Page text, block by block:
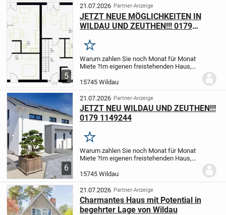
5
21.07.2026 Partner-Anzeige
JETZT NEUE MÖGLICHKEITEN IN
WILDAU UND ZEUTHEN!!! 0179
Merken
Warum zahlen Sie noch Monat für Monat
Miete ?Im eigenen freistehenden Haus,
Obermieter mit eigenem Grundstück lebt
es sich doch viel angenehmer oder ?
Leben...
15745 Wildau
6
21.07.2026 Partner-Anzeige
JETZT NEU WILDAU UND ZEUTHEN!!!
0179 1149244
Merken
Warum zahlen Sie noch Monat für Monat
Miete ?Im eigenen freistehenden Haus,
Obermieter mit eigenem Grundstück lebt
es sich doch viel angenehmer oder ?
Leben...
15745 Wildau
21.07.2026 Partner-Anzeige
Charmantes Haus mit Potential in
begehrter Lage von Wildau